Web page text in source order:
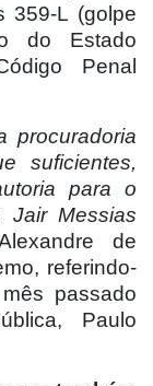
359-L (golpe
do Estado
Penal
procuradoria
suficientes,
para o
Jair Messias
de
referindo-
passado
Paulo